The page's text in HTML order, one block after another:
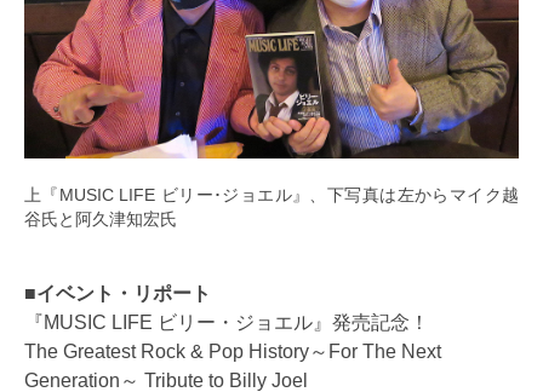
上『MUSIC LIFE ビリー･ジョエル』、下写真は左からマイク越
谷氏と阿久津知宏氏
■イベント・リポート
『MUSIC LIFE ビリー・ジョエル』発売記念！
The Greatest Rock & Pop History～For The Next
Generation～ Tribute to Billy Joel